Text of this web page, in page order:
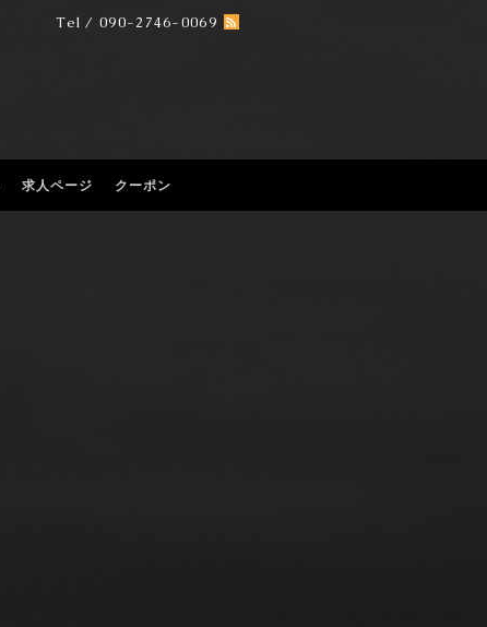
Tel / 090-2746-0069
求人ページ クーポン